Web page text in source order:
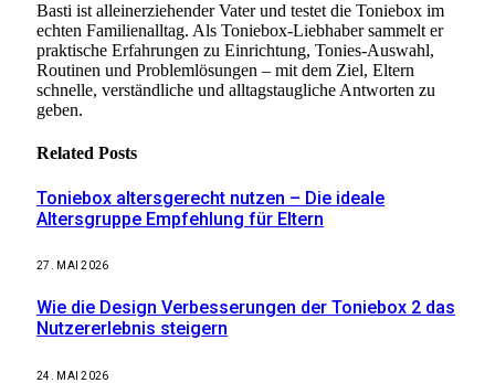
Basti ist alleinerziehender Vater und testet die Toniebox im
echten Familienalltag. Als Toniebox-Liebhaber sammelt er
praktische Erfahrungen zu Einrichtung, Tonies-Auswahl,
Routinen und Problemlösungen – mit dem Ziel, Eltern
schnelle, verständliche und alltagstaugliche Antworten zu
geben.
Related Posts
Toniebox altersgerecht nutzen – Die ideale
Altersgruppe Empfehlung für Eltern
27. MAI 2026
Wie die Design Verbesserungen der Toniebox 2 das
Nutzererlebnis steigern
24. MAI 2026